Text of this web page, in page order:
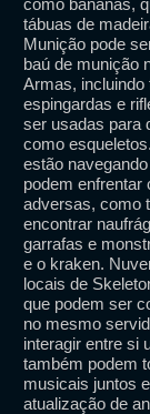
como bananas,
tábuas de
Munição pode
baú de munição
Armas, incluindo
espingardas e
ser usadas para
como
estão
podem enfrentar
adversas, como
encontrar
garrafas e
e o kraken.
locais de
que podem ser
no mesmo
interagir entre si
também podem
musicais juntos
atualização de